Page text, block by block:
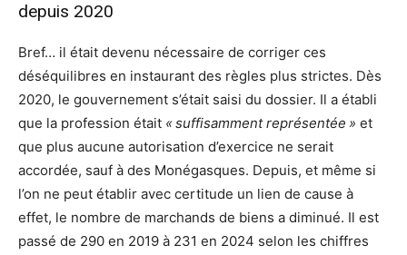
depuis 2020
Bref… il était devenu nécessaire de corriger ces
déséquilibres en instaurant des règles plus strictes. Dès
2020, le gouvernement s’était saisi du dossier. Il a établi
que la profession était « suffisamment représentée » et
que plus aucune autorisation d’exercice ne serait
accordée, sauf à des Monégasques. Depuis, et même si
l’on ne peut établir avec certitude un lien de cause à
effet, le nombre de marchands de biens a diminué. Il est
passé de 290 en 2019 à 231 en 2024 selon les chiffres